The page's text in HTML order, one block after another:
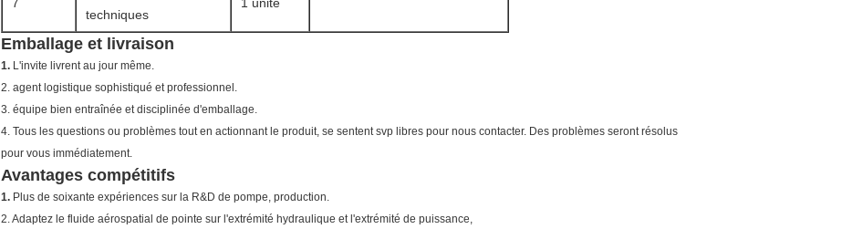
techniques
Emballage et livraison
1. L'invite livrent au jour même.
2. agent logistique sophistiqué et professionnel.
3. équipe bien entraînée et disciplinée d'emballage.
4. Tous les questions ou problèmes tout en actionnant le produit, se sentent svp libres pour nous contacter. Des problèmes seront résolus
pour vous immédiatement.
Avantages compétitifs
1. Plus de soixante expériences sur la R&D de pompe, production.
2. Adaptez le fluide aérospatial de pointe sur l'extrémité hydraulique et l'extrémité de puissance,